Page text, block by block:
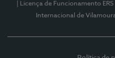
| Licença de Funcionamento
Internacional de